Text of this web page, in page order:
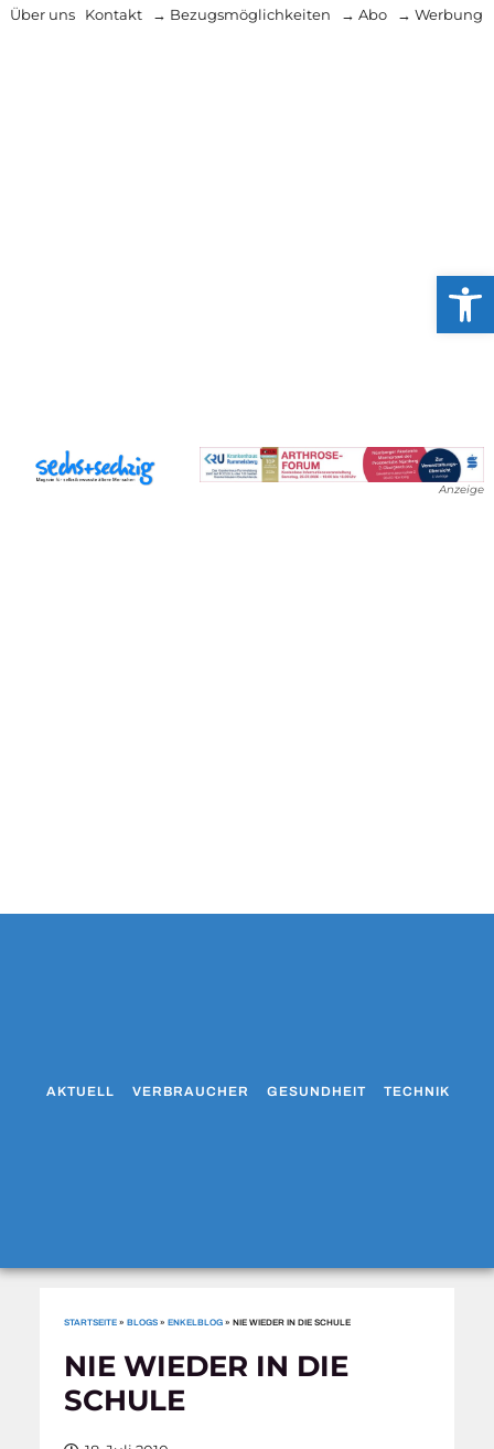
Über uns Kontakt → Bezugsmöglichkeiten → Abo → Werbung
Anzeige
AKTUELL VERBRAUCHER GESUNDHEIT TECHNIK
STARTSEITE »BLOGS »ENKELBLOG »NIE WIEDER IN DIE SCHULE
NIE WIEDER IN DIE
SCHULE